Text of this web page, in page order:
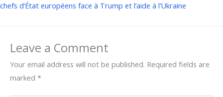
chefs d’État européens face à Trump et l’aide à l’Ukraine
Leave a Comment
Your email address will not be published. Required fields are
marked *